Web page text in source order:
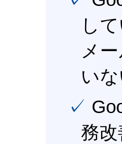
し
メ
い
✓ Google Workspace（旧G Suite） を活用し、業
務